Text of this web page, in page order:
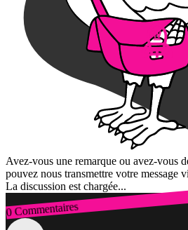
Avez-vous une remarque ou avez-vous
pouvez nous transmettre votre message
La discussion est chargée...
0 Commentaires
Connexion